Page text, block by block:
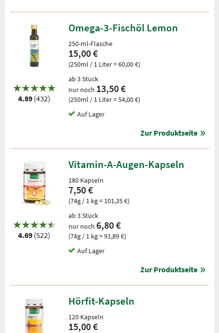
4.89 (432)
Omega-3-Fischöl Lemon
250-ml-Flasche
15,00 €
(250ml / 1 Liter = 60,00 €)
ab 3 Stück
nur noch 13,50 €
(250ml / 1 Liter = 54,00 €)
Auf Lager
Zur Produktseite
4.69 (522)
Vitamin-A-Augen-Kapseln
180 Kapseln
7,50 €
(74g / 1 kg = 101,35 €)
ab 3 Stück
nur noch 6,80 €
(74g / 1 kg = 91,89 €)
Auf Lager
Zur Produktseite
Hörfit-Kapseln
120 Kapseln
15,00 €